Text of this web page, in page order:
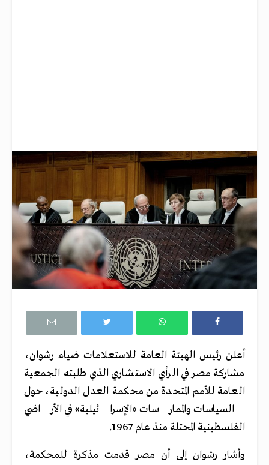
أعلن رئيس الهيئة العامة للاستعلامات ضياء رشوان،
مشاركة مصر في الرأي الاستشاري الذي طلبته الجمعية
العامة للأمم المتحدة من محكمة العدل الدولية، حول
السياسات والممارسات «الإسرائيلية» في الأراضي
الفلسطينية المحتلة منذ عام 1967.
وأشار رشوان إلى أن مصر قدمت مذكرة للمحكمة،